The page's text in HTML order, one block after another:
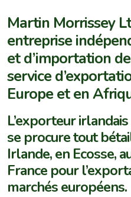
Martin Morrissey
entreprise
et d’importation
service
Europe et en
L’exporteur
se procure tout
Irlande, en Ecosse,
France pour
marchés européens.